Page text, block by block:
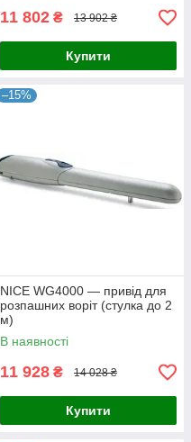
11 802 ₴ 13 902 ₴
Купити
–15%
NICE WG4000 — привід для
розпашних воріт (стулка до 2
м)
В наявності
11 928 ₴ 14 028 ₴
Купити